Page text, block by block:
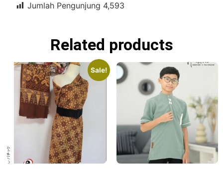
Jumlah Pengunjung 4,593
Related products
Sale!